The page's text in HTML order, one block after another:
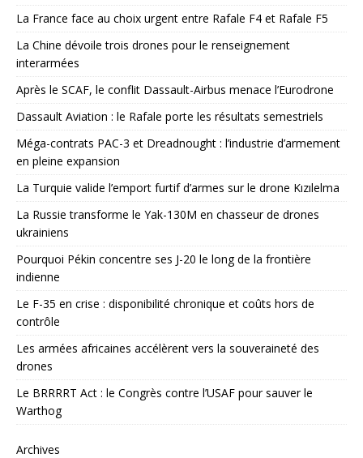
La France face au choix urgent entre Rafale F4 et Rafale F5
La Chine dévoile trois drones pour le renseignement
interarmées
Après le SCAF, le conflit Dassault-Airbus menace l’Eurodrone
Dassault Aviation : le Rafale porte les résultats semestriels
Méga-contrats PAC-3 et Dreadnought : l’industrie d’armement
en pleine expansion
La Turquie valide l’emport furtif d’armes sur le drone Kızılelma
La Russie transforme le Yak-130M en chasseur de drones
ukrainiens
Pourquoi Pékin concentre ses J-20 le long de la frontière
indienne
Le F-35 en crise : disponibilité chronique et coûts hors de
contrôle
Les armées africaines accélèrent vers la souveraineté des
drones
Le BRRRRT Act : le Congrès contre l’USAF pour sauver le
Warthog
Archives